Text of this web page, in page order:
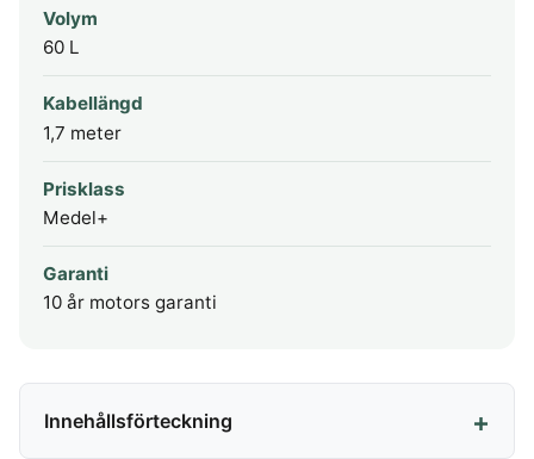
Volym
60 L
Kabellängd
1,7 meter
Prisklass
Medel+
Garanti
10 år motors garanti
Innehållsförteckning